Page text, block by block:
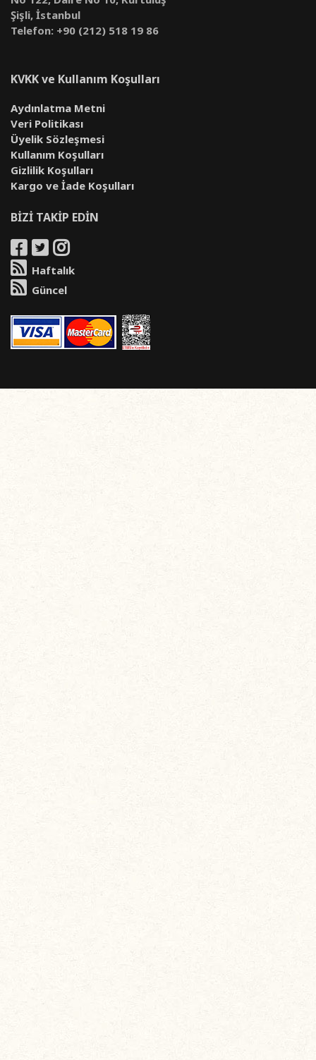
Şişli, İstanbul
Telefon: +90 (212) 518 19 86
KVKK ve Kullanım Koşulları
Aydınlatma Metni
Veri Politikası
Üyelik Sözleşmesi
Kullanım Koşulları
Gizlilik Koşulları
Kargo ve İade Koşulları
BİZİ TAKİP EDİN
Haftalık
Güncel